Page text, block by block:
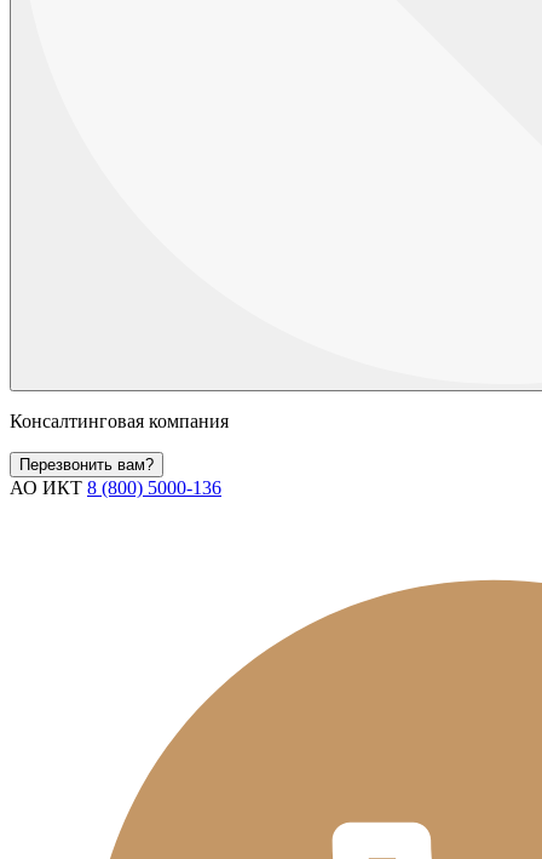
Консалтинговая компания
Перезвонить вам?
АО ИКТ 8 (800) 5000-136